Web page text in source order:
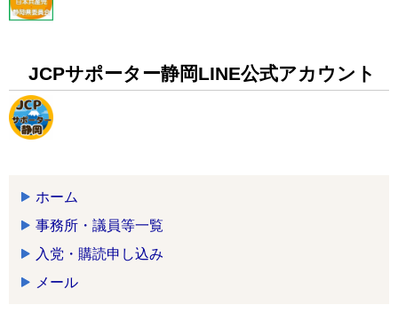
JCPサポーター静岡LINE公式アカウント
ホーム
事務所・議員等一覧
入党・購読申し込み
メール